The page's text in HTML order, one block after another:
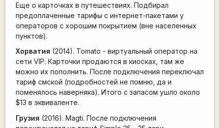
Еще о карточках в путешествиях. Подбирал
предоплаченные тарифы с интернет-пакетами у
операторов с хорошим покрытием (вне населенных
пунктов).
Хорватия (2014). Tomato - виртуальный оператор на
сети VIP. Карточки продаются в киосках, там же
можно их пополнить. После подключения переключал
тариф смской (подробностей не помню, да и
поменялось наверняка). Итого с запасом ушло около
$13 в эквиваленте.
Грузия (2016). Magti. После подключения